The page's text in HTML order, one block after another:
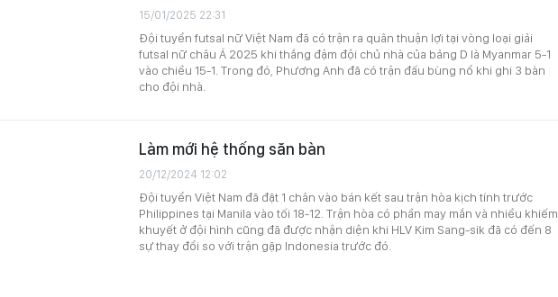
15/01/2025 22:31
Đội tuyển futsal nữ Việt Nam đã có trận ra quân thuận lợi tại vòng loại giải
futsal nữ châu Á 2025 khi thắng đậm đội chủ nhà của bảng D là Myanmar 5-1
vào chiều 15-1. Trong đó, Phương Anh đã có trận đấu bùng nổ khi ghi 3 bàn
cho đội nhà.
Làm mới hệ thống săn bàn
20/12/2024 12:02
Đội tuyển Việt Nam đã đặt 1 chân vào bán kết sau trận hòa kịch tính trước
Philippines tại Manila vào tối 18-12. Trận hòa có phần may mắn và nhiều khiếm
khuyết ở đội hình cũng đã được nhận diện khi HLV Kim Sang-sik đã có đến 8
sự thay đổi so với trận gặp Indonesia trước đó.